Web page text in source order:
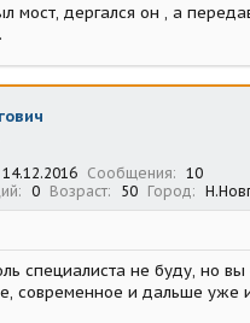
мост, дергался он , а
14.12.2016 Сообщения
10
0 Возраст 50 Город
специалиста не буду, но
современное и дальше уже